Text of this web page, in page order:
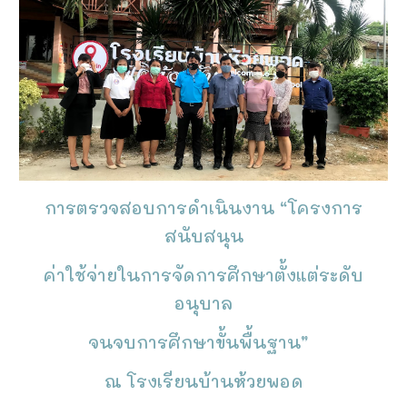
การตรวจสอบการดำเนินงาน “โครงการ
สนับสนุน
ค่าใช้จ่ายในการจัดการศึกษาตั้งแต่ระดับ
อนุบาล
จนจบการศึกษาขั้นพื้นฐาน”
ณ โรงเรียนบ้านห้วยพอด